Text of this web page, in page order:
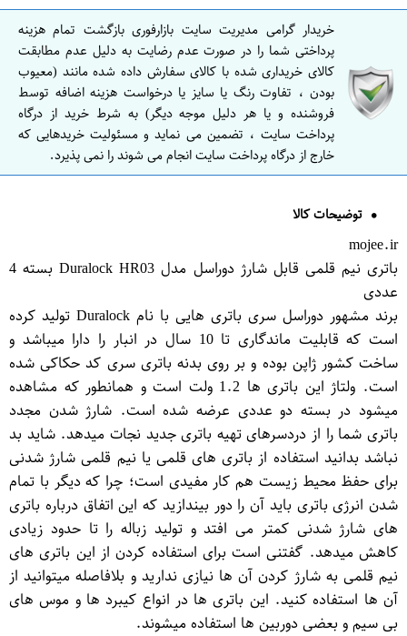
خریدار گرامی مدیریت سایت بازارفوری بازگشت تمام هزینه
پرداختی شما را در صورت عدم رضایت به دلیل عدم مطابقت
کالای خریداری شده با کالای سفارش داده شده مانند (معیوب
بودن ، تفاوت رنگ یا سایز یا درخواست هزینه اضافه توسط
فروشنده و یا هر دلیل موجه دیگر) به شرط خرید از درگاه
پرداخت سایت ، تضمین می نماید و مسئولیت خریدهایی که
خارج از درگاه پرداخت سایت انجام می شوند را نمی پذیرد.
توضیحات کالا
mojee.ir
باتری نیم قلمی قابل شارژ دوراسل مدل Duralock HR03 بسته 4
عددی
برند مشهور دوراسل سری باتری هایی با نام Duralock تولید کرده
است که قابلیت ماندگاری تا 10 سال در انبار را دارا میباشد و
ساخت کشور ژاپن بوده و بر روی بدنه باتری سری کد حکاکی شده
است. ولتاژ این باتری ها 1.2 ولت است و همانطور که مشاهده
میشود در بسته دو عددی عرضه شده است. شارژ شدن مجدد
باتری شما را از دردسرهای تهیه باتری جدید نجات میدهد. شاید بد
نباشد بدانید استفاده از باتری های قلمی یا نیم قلمی شارژ شدنی
برای حفظ محیط زیست هم کار مفیدی است؛ چرا که دیگر با تمام
شدن انرژی باتری باید آن را دور بیندازید که این اتفاق درباره باتری
های شارژ شدنی کمتر می افتد و تولید زباله را تا حدود زیادی
کاهش میدهد. گفتنی است برای استفاده کردن از این باتری های
نیم قلمی به شارژ کردن آن ها نیازی ندارید و بلافاصله میتوانید از
آن ها استفاده کنید. این باتری ها در انواع کیبرد ها و موس های
بی سیم و بعضی دوربین ها استفاده میشوند.